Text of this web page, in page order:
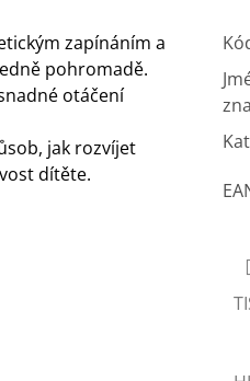
zapínáním a
pohromadě.
otáčení
jak rozvíjet
dítěte.